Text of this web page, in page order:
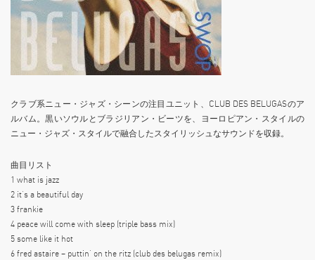
クラブ系ニュー・ジャズ・シーンの注目ユニット、CLUB DES BELUGASのア
ルバム。黒いソウルとブラジリアン・ビーツを、ヨーロピアン・スタイルの
ニュー・ジャズ・スタイルで融合したスタイリッシュなサウンドを収録。
曲目リスト
1 what is jazz
2 it’s a beautiful day
3 frankie
4 peace will come with sleep (triple bass mix)
5 some like it hot
6 fred astaire – puttin’ on the ritz (club des belugas remix)